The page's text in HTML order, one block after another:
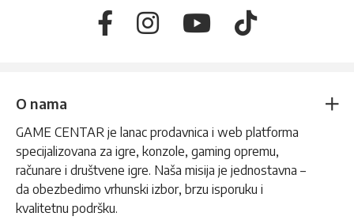
O nama
GAME CENTAR je lanac prodavnica i web platforma
specijalizovana za igre, konzole, gaming opremu,
računare i društvene igre. Naša misija je jednostavna –
da obezbedimo vrhunski izbor, brzu isporuku i
kvalitetnu podršku.